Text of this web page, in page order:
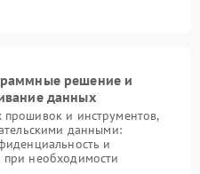
решение и
данных
и инструментов,
данными:
и
необходимости